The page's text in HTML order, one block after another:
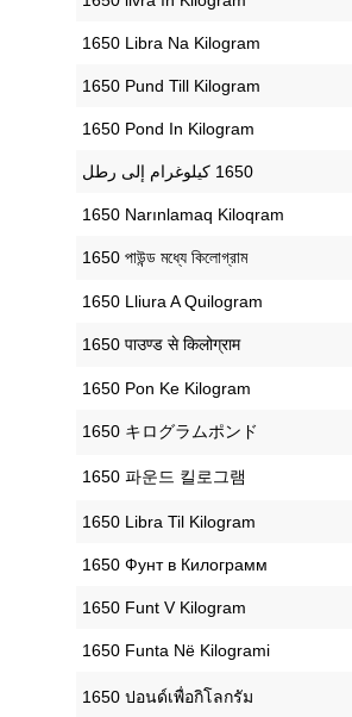
‎1650 Libra Na Kilogram
‎1650 Pund Till Kilogram
‎1650 Pond In Kilogram
‎1650 Narınlamaq Kiloqram
‎1650 পাউন্ড মধ্যে কিলোগ্রাম
‎1650 Lliura A Quilogram
‎1650 पाउण्ड से किलोग्राम
‎1650 Pon Ke Kilogram
‎1650 キログラムポンド
‎1650 파운드 킬로그램
‎1650 Libra Til Kilogram
‎1650 Фунт в Килограмм
‎1650 Funt V Kilogram
‎1650 Funta Në Kilogrami
‎1650 ปอนด์เพื่อกิโลกรัม